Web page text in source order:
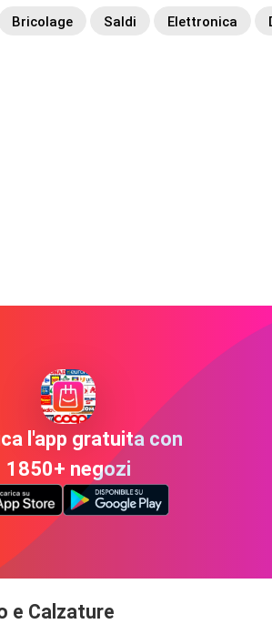
Bricolage Saldi Elettronica
l'app gratuita con
1850+ negozi
e Calzature